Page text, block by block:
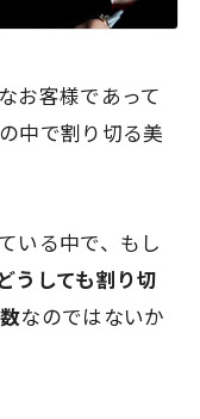
お客様であって
中で割り切る美
いる中で、もし
うしても割り切
なのではないか